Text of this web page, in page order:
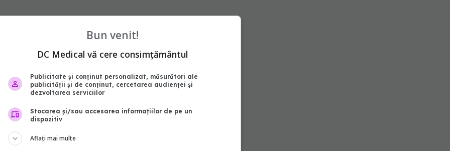
Bun venit!
DC Medical vă cere consimțământul
Publicitate și conținut personalizat, măsurători ale
publicității și de conținut, cercetarea audienței și
dezvoltarea serviciilor
Stocarea și/sau accesarea informațiilor de pe un
dispozitiv
Aflați mai multe